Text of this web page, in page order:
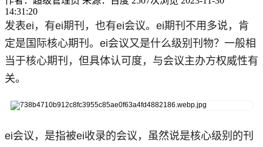
14:31:20
发表ei，有ei期刊，也有ei会议。ei期刊不用多说，肯
定是国际核心期刊。ei会议又是什么级别刊物？一般相
当于核心期刊，但具体认可度，与会议主办方权威性有
关。
ei会议，是指被ei收录的会议，虽然说是核心级别的刊